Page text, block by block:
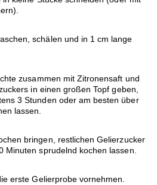
schälen und in 1 cm lange
zusammen mit Zitronensaft und
in einen großen Topf geben,
3 Stunden oder am besten über
lassen.
bringen, restlichen Gelierzucker
Minuten sprudelnd kochen lassen.
erste Gelierprobe vornehmen.